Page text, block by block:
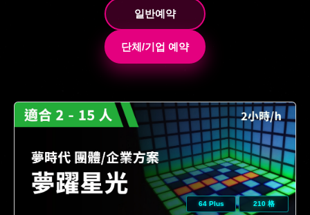
일반예약
단체/기업 예약
64 Plus 210 格